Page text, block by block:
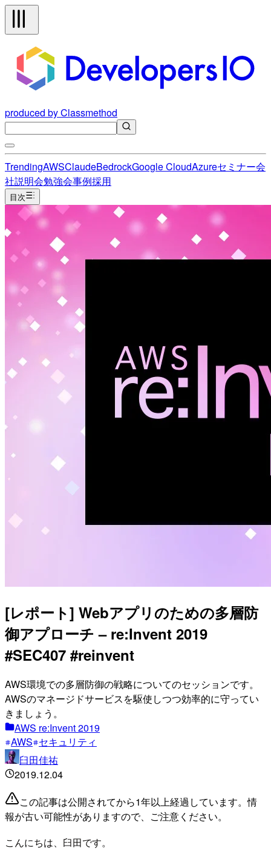
produced by Classmethod
TrendingAWSClaudeBedrockGoogle CloudAzureセミナー会
社説明会勉強会事例採用
目次
[レポート] Webアプリのための多層防
御アプローチ – re:Invent 2019
#SEC407 #reinvent
AWS環境での多層防御の戦略についてのセッションです。
AWSのマネージドサービスを駆使しつつ効率的に守ってい
きましょう。
AWS re:Invent 2019
AWS セキュリティ
臼田佳祐
2019.12.04
この記事は公開されてから1年以上経過しています。情
報が古い可能性がありますので、ご注意ください。
こんにちは、臼田です。